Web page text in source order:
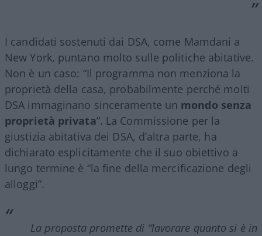
I candidati sostenuti dai DSA, come Mamdani a
New York, puntano molto sulle politiche abitative.
Non è un caso: “Il programma non menziona la
proprietà della casa, probabilmente perché molti
DSA immaginano sinceramente un mondo senza
proprietà privata”. La Commissione per la
giustizia abitativa dei DSA, d’altra parte, ha
dichiarato esplicitamente che il suo obiettivo a
lungo termine è “la fine della mercificazione degli
alloggi”.
La proposta promette di “lavorare quanto si è in